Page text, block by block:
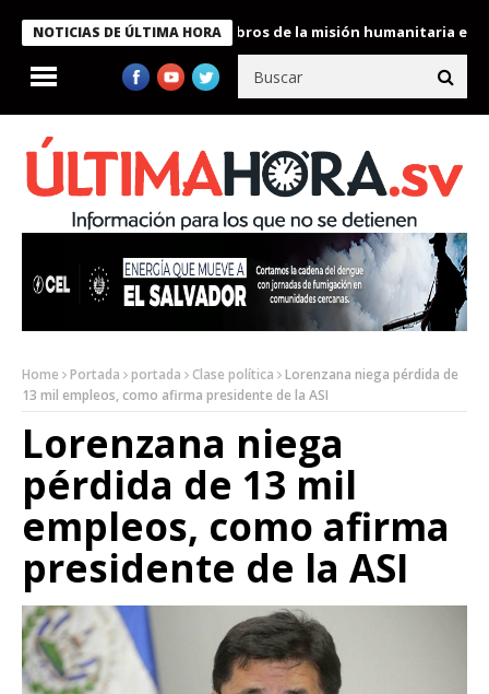
NOTICIAS DE ÚLTIMA HORA
Bukele condecora a miembros de la misión humanitaria
Home Portada portada Clase política
Lorenzana niega pérdida de
13 mil empleos, como afirma presidente de la ASI
Lorenzana niega
pérdida de 13 mil
empleos, como afirma
presidente de la ASI